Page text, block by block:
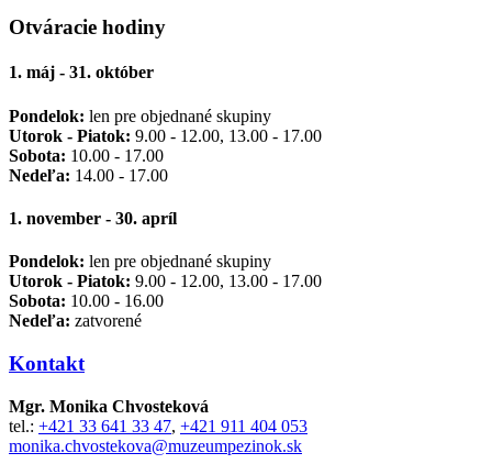
Otváracie hodiny
1. máj - 31. október
Pondelok: len pre objednané skupiny
Utorok - Piatok: 9.00 - 12.00, 13.00 - 17.00
Sobota: 10.00 - 17.00
Nedeľa: 14.00 - 17.00
1. november - 30. apríl
Pondelok: len pre objednané skupiny
Utorok - Piatok: 9.00 - 12.00, 13.00 - 17.00
Sobota: 10.00 - 16.00
Nedeľa: zatvorené
Kontakt
Mgr. Monika Chvosteková
tel.: +421 33 641 33 47, +421 911 404 053
monika.chvostekova@muzeumpezinok.sk